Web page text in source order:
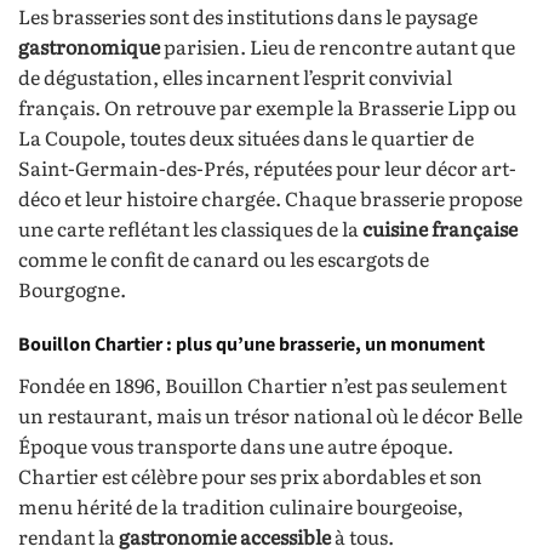
Les brasseries sont des institutions dans le paysage
gastronomiqueparisien. Lieu de rencontre autant que
de dégustation, elles incarnent l’esprit convivial
français. On retrouve par exemple la Brasserie Lipp ou
La Coupole, toutes deux situées dans le quartier de
Saint-Germain-des-Prés, réputées pour leur décor art-
déco et leur histoire chargée. Chaque brasserie propose
une carte reflétant les classiques de lacuisine française
comme le confit de canard ou les escargots de
Bourgogne.
Bouillon Chartier : plus qu’une brasserie, un monument
Fondée en 1896, Bouillon Chartier n’est pas seulement
un restaurant, mais un trésor national où le décor Belle
Époque vous transporte dans une autre époque.
Chartier est célèbre pour ses prix abordables et son
menu hérité de la tradition culinaire bourgeoise,
rendant lagastronomie accessibleà tous.